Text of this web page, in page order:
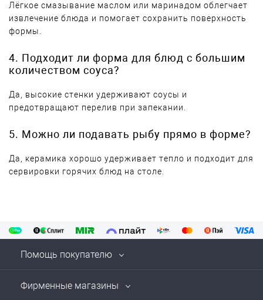
Лёгкое смазывание маслом или маринадом облегчает
извлечение блюда и помогает сохранить поверхность
формы.
4. Подходит ли форма для блюд с большим
количеством соуса?
Да, высокие стенки удерживают соусы и
предотвращают перелив при запекании.
5. Можно ли подавать рыбу прямо в форме?
Да, керамика хорошо удерживает тепло и подходит для
сервировки горячих блюд на столе.
Помощь покупателю
Фирменные магазины